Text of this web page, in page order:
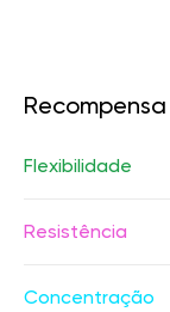
Recompensa
Flexibilidade
Resistência
Concentração